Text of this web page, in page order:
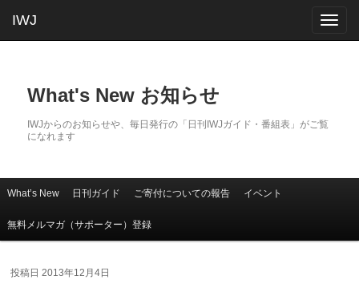
IWJ
What's New お知らせ
IWJからのお知らせや、毎日発行の「日刊IWJガイド・番組表」がご覧
になれます
メインコンテンツへ移動
サブコンテンツへ移動
What’s New 日刊ガイド ご寄付についての報告 イベント
無料メルマガ（サポーター）登録
投稿日2013年12月4日